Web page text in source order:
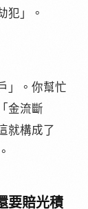
犯」。
」。你幫忙
金流斷
就構成了
要賠光積